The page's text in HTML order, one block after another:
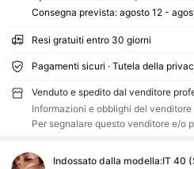
Consegna prevista: agosto 12 -
Resi gratuiti entro 30 giorni
Pagamenti sicuri · Tutela della
Venduto e spedito dal venditore
Informazioni e obblighi del venditore
Per segnalare questo venditore e/o
Indossato dalla modella:IT 40